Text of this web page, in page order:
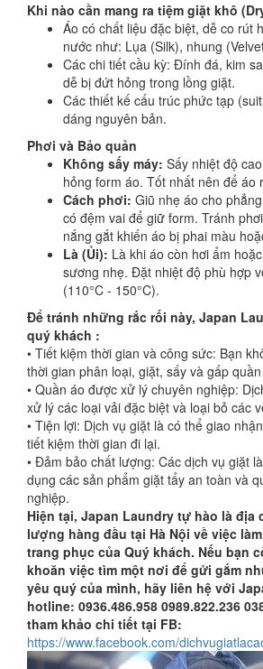
Dịch
vụ
giao
nhận
tại
nhà
Dịch
vụ
tiện
ích
thêm
Bảng
Khi nào cần mang ra tiệm giặt khô
Áo có chất liệu đặc biệt, dễ co rút
nước như: Lụa (Silk), nhung
Các chi tiết cầu kỳ: Đính đá, kim
dễ bị đứt hỏng trong lồng giặt.
Các thiết kế cấu trúc phức tạp
dáng nguyên bản.
Phơi và Bảo quản
Không sấy máy: Sấy nhiệt độ
hỏng form áo. Tốt nhất nên để áo
Cách phơi: Giũ nhẹ áo cho
có đệm vai để giữ form. Tránh
nắng gắt khiến áo bị phai màu
Là (Ủi): Là khi áo còn hơi ẩm
sương nhẹ. Đặt nhiệt độ phù hợp
(110°C - 150°C).
Để tránh những rắc rối này, Japan
quý khách :
• Tiết kiệm thời gian và công sức: Bạn
thời gian phân loại, giặt, sấy và gấp
• Quần áo được xử lý chuyên nghiệp:
xử lý các loại vải đặc biệt và loại bỏ các
• Tiện lợi: Dịch vụ giặt là có thể giao
tiết kiệm thời gian đi lại.
• Đảm bảo chất lượng: Các dịch vụ giặt
dụng các sản phẩm giặt tẩy an toàn và
nghiệp.
Hiện tại, Japan Laundry tự hào là địa
lượng hàng đầu tại Hà Nội về việc
trang phục của Quý khách. Nếu bạn
khoăn việc tìm một nơi để gửi gắm
yêu quý của mình, hãy liên hệ với
hotline: 0936.486.958 0989.822.236
tham khảo chi tiết tại FB:
https://www.facebook.com/